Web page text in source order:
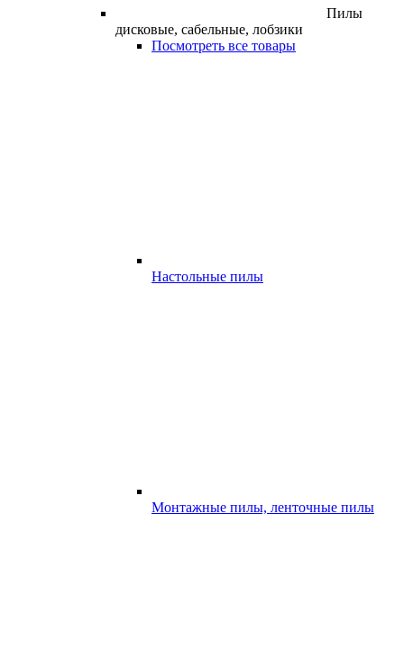
Пилы
дисковые, сабельные, лобзики
Посмотреть все товары
Настольные пилы
Монтажные пилы, ленточные пилы